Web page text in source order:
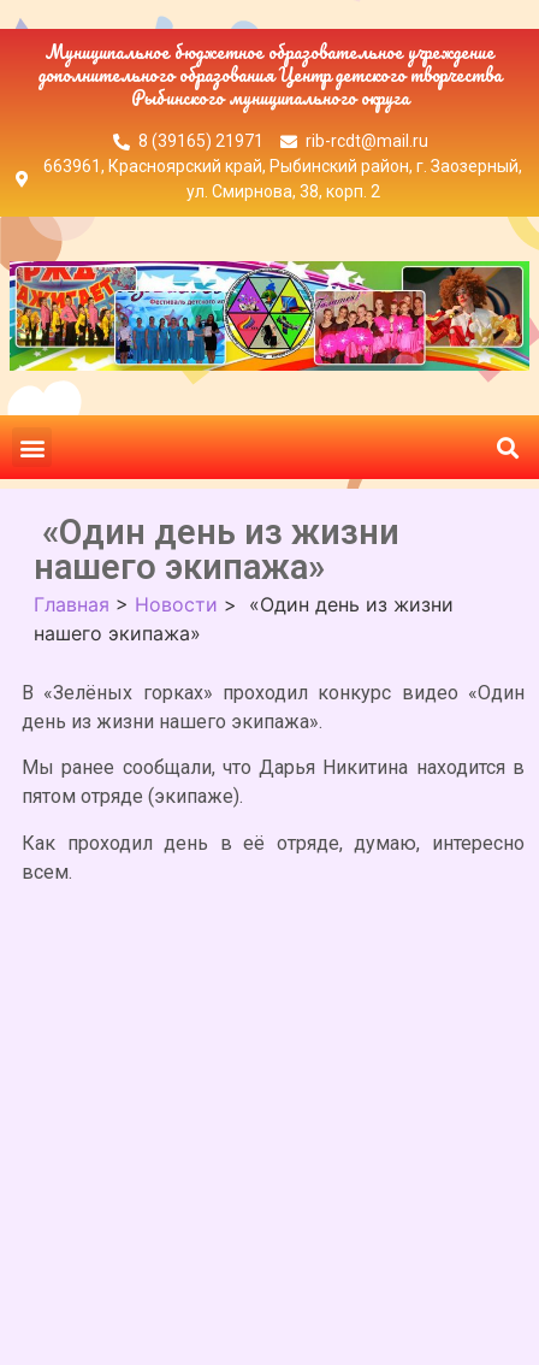
Муниципальное бюджетное образовательное учреждение
дополнительного образования Центр детского творчества
Рыбинского муниципального округа
8 (39165) 21971
rib-rcdt@mail.ru
663961, Красноярский край, Рыбинский район, г. Заозерный,
ул. Смирнова, 38, корп. 2
«Один день из жизни
нашего экипажа»
Главная > Новости >
«Один день из жизни
нашего экипажа»
В «Зелёных горках» проходил конкурс видео «Один
день из жизни нашего экипажа».
Мы ранее сообщали, что Дарья Никитина находится в
пятом отряде (экипаже).
Как проходил день в её отряде, думаю, интересно
всем.